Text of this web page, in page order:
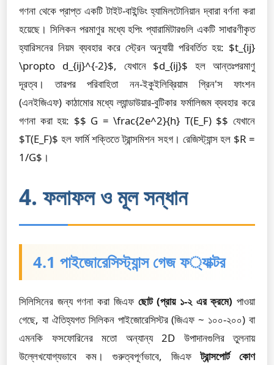
গণনা থেকে প্রাপ্ত একটি টাইট-বাইন্ডিং হ্যামিলটোনিয়ান দ্বারা বর্ণনা করা
হয়েছে। সিলিকন পরমাণুর মধ্যে হপিং প্যারামিটারগুলি একটি সাধারণীকৃত
হ্যারিসনের নিয়ম ব্যবহার করে স্ট্রেন অনুযায়ী পরিবর্তিত হয়: $t_{ij}
\propto d_{ij}^{-2}$, যেখানে $d_{ij}$ হল আন্তঃপরমাণু
দূরত্ব। তারপর পরিবাহিতা নন-ইকুইলিব্রিয়াম গ্রিন'স ফাংশন
(এনইজিএফ) কাঠামোর মধ্যে ল্যান্ডাউয়ার-বুটিকার ফর্মালিজম ব্যবহার করে
গণনা করা হয়: $$ G = \frac{2e^2}{h} T(E_F) $$ যেখানে
$T(E_F)$ হল ফার্মি শক্তিতে ট্রান্সমিশন সহগ। রেজিস্ট্যান্স হল $R =
1/G$।
4. ফলাফল ও মূল সন্ধান
4.1 পাইজোরেসিস্ট্যান্স গেজ ফ্যাক্টর
সিলিসিনের জন্য গণনা করা জিএফ ছোট (প্রায় ১-২ এর ক্রমে) পাওয়া
গেছে, যা ঐতিহ্যগত সিলিকন পাইজোরেসিস্টর (জিএফ ~ ১০০-২০০) বা
এমনকি ফসফোরিনের মতো অন্যান্য 2D উপাদানগুলির তুলনায়
উল্লেখযোগ্যভাবে কম। গুরুত্বপূর্ণভাবে, জিএফট্রান্সপোর্ট কোণ